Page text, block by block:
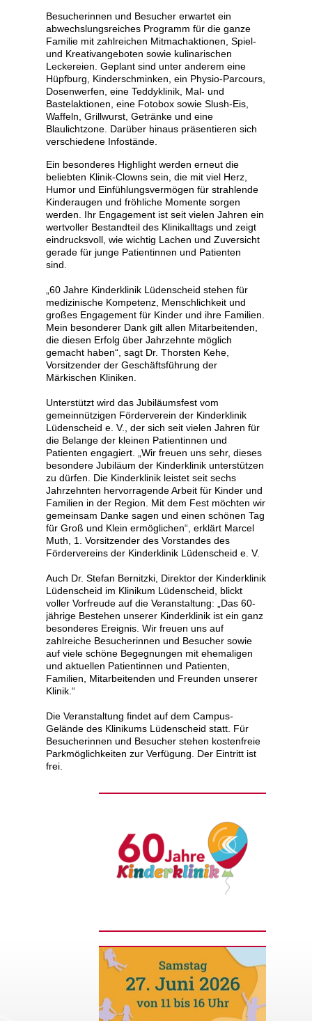
Besucherinnen und Besucher erwartet ein
abwechslungsreiches Programm für die ganze
Familie mit zahlreichen Mitmachaktionen, Spiel-
und Kreativangeboten sowie kulinarischen
Leckereien. Geplant sind unter anderem eine
Hüpfburg, Kinderschminken, ein Physio-Parcours,
Dosenwerfen, eine Teddyklinik, Mal- und
Bastelaktionen, eine Fotobox sowie Slush-Eis,
Waffeln, Grillwurst, Getränke und eine
Blaulichtzone. Darüber hinaus präsentieren sich
verschiedene Infostände.
Ein besonderes Highlight werden erneut die
beliebten Klinik-Clowns sein, die mit viel Herz,
Humor und Einfühlungsvermögen für strahlende
Kinderaugen und fröhliche Momente sorgen
werden. Ihr Engagement ist seit vielen Jahren ein
wertvoller Bestandteil des Klinikalltags und zeigt
eindrucksvoll, wie wichtig Lachen und Zuversicht
gerade für junge Patientinnen und Patienten
sind.
„60 Jahre Kinderklinik Lüdenscheid stehen für
medizinische Kompetenz, Menschlichkeit und
großes Engagement für Kinder und ihre Familien.
Mein besonderer Dank gilt allen Mitarbeitenden,
die diesen Erfolg über Jahrzehnte möglich
gemacht haben“, sagt Dr. Thorsten Kehe,
Vorsitzender der Geschäftsführung der
Märkischen Kliniken.
Unterstützt wird das Jubiläumsfest vom
gemeinnützigen Förderverein der Kinderklinik
Lüdenscheid e. V., der sich seit vielen Jahren für
die Belange der kleinen Patientinnen und
Patienten engagiert. „Wir freuen uns sehr, dieses
besondere Jubiläum der Kinderklinik unterstützen
zu dürfen. Die Kinderklinik leistet seit sechs
Jahrzehnten hervorragende Arbeit für Kinder und
Familien in der Region. Mit dem Fest möchten wir
gemeinsam Danke sagen und einen schönen Tag
für Groß und Klein ermöglichen“, erklärt Marcel
Muth, 1. Vorsitzender des Vorstandes des
Fördervereins der Kinderklinik Lüdenscheid e. V.
Auch Dr. Stefan Bernitzki, Direktor der Kinderklinik
Lüdenscheid im Klinikum Lüdenscheid, blickt
voller Vorfreude auf die Veranstaltung: „Das 60-
jährige Bestehen unserer Kinderklinik ist ein ganz
besonderes Ereignis. Wir freuen uns auf
zahlreiche Besucherinnen und Besucher sowie
auf viele schöne Begegnungen mit ehemaligen
und aktuellen Patientinnen und Patienten,
Familien, Mitarbeitenden und Freunden unserer
Klinik.“
Die Veranstaltung findet auf dem Campus-
Gelände des Klinikums Lüdenscheid statt. Für
Besucherinnen und Besucher stehen kostenfreie
Parkmöglichkeiten zur Verfügung. Der Eintritt ist
frei.